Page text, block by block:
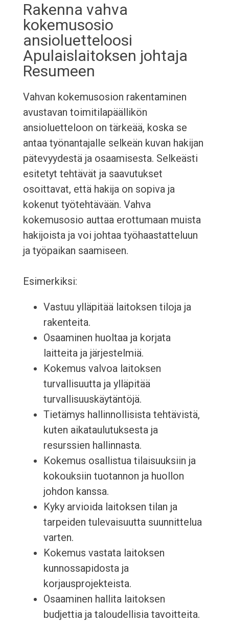
Rakenna vahva
kokemusosio
ansioluetteloosi
Apulaislaitoksen johtaja
Resumeen
Vahvan kokemusosion rakentaminen
avustavan toimitilapäällikön
ansioluetteloon on tärkeää, koska se
antaa työnantajalle selkeän kuvan hakijan
pätevyydestä ja osaamisesta. Selkeästi
esitetyt tehtävät ja saavutukset
osoittavat, että hakija on sopiva ja
kokenut työtehtävään. Vahva
kokemusosio auttaa erottumaan muista
hakijoista ja voi johtaa työhaastatteluun
ja työpaikan saamiseen.
Esimerkiksi:
Vastuu ylläpitää laitoksen tiloja ja
rakenteita.
Osaaminen huoltaa ja korjata
laitteita ja järjestelmiä.
Kokemus valvoa laitoksen
turvallisuutta ja ylläpitää
turvallisuuskäytäntöjä.
Tietämys hallinnollisista tehtävistä,
kuten aikataulutuksesta ja
resurssien hallinnasta.
Kokemus osallistua tilaisuuksiin ja
kokouksiin tuotannon ja huollon
johdon kanssa.
Kyky arvioida laitoksen tilan ja
tarpeiden tulevaisuutta suunnittelua
varten.
Kokemus vastata laitoksen
kunnossapidosta ja
korjausprojekteista.
Osaaminen hallita laitoksen
budjettia ja taloudellisia tavoitteita.